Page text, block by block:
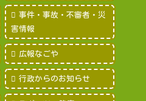
事件・事故・不審者・災
害情報
広報なごや
行政からのお知らせ